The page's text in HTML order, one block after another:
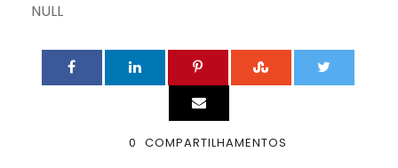
NULL
0 COMPARTILHAMENTOS